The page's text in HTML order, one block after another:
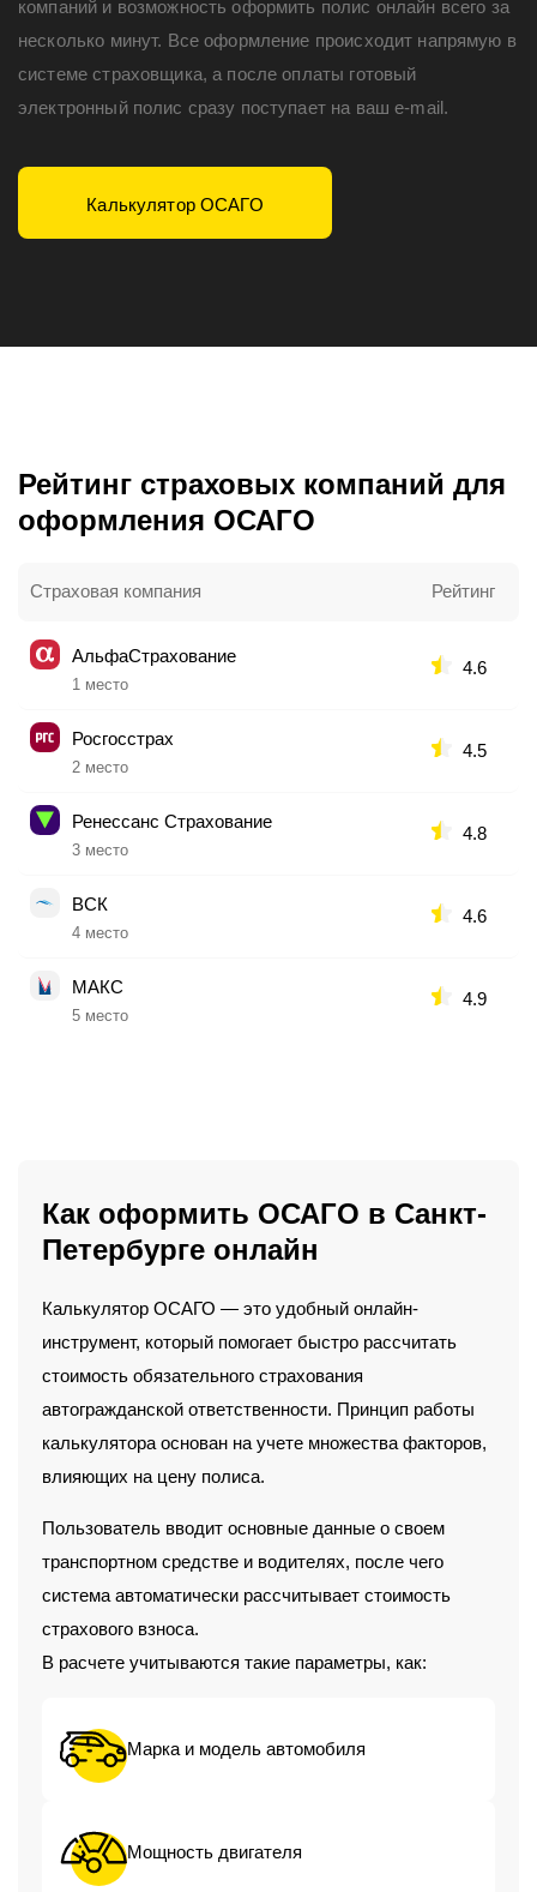
компаний и возможность оформить полис онлайн всего за
несколько минут. Все оформление происходит напрямую в
системе страховщика, а после оплаты готовый
электронный полис сразу поступает на ваш e-mail.
Калькулятор ОСАГО
Рейтинг страховых компаний для
оформления ОСАГО
Страховая компания Рейтинг
АльфаСтрахование
1 место
4.6
Росгосстрах
2 место
4.5
Ренессанс Страхование
3 место
4.8
ВСК
4 место
4.6
МАКС
5 место
4.9
Как оформить ОСАГО в Санкт-
Петербурге онлайн
Калькулятор ОСАГО — это удобный онлайн-
инструмент, который помогает быстро рассчитать
стоимость обязательного страхования
автогражданской ответственности. Принцип работы
калькулятора основан на учете множества факторов,
влияющих на цену полиса.
Пользователь вводит основные данные о своем
транспортном средстве и водителях, после чего
система автоматически рассчитывает стоимость
страхового взноса.
В расчете учитываются такие параметры, как:
Марка и модель автомобиля
Мощность двигателя